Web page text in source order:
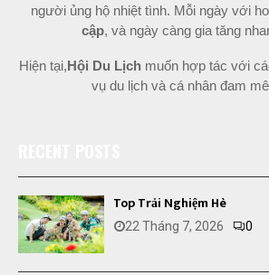
người ủng hộ nhiệt tình. Mỗi ngày với
cập, và ngày càng gia tăng
Hiện tại,Hội Du Lịch muốn hợp tác với
vụ du lịch và cá nhân đam
Top Trải Nghiệm Hè
22 Tháng 7, 2026 0